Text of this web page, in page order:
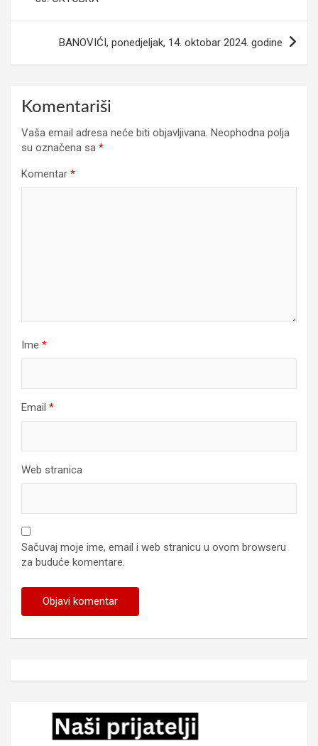
BANOVIĆI, ponedjeljak, 14. oktobar 2024. godine
Komentariši
Vaša email adresa neće biti objavljivana. Neophodna polja
su označena sa *
Komentar *
Ime *
Email *
Web stranica
Sačuvaj moje ime, email i web stranicu u ovom browseru
za buduće komentare.